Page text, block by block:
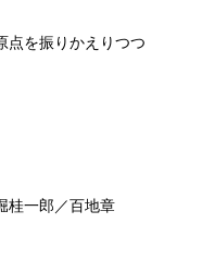
を振りかえりつつ
一郎／百地章